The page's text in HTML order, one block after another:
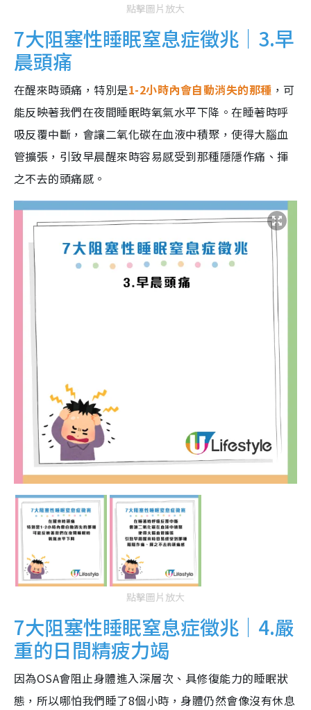
點擊圖片放大
7大阻塞性睡眠窒息症徵兆｜3.早
晨頭痛
在醒來時頭痛，特別是1-2小時內會自動消失的那種 ，可
能反映著我們在夜間睡眠時氧氣水平下降。在睡著時呼
吸反覆中斷，會讓二氧化碳在血液中積聚，使得大腦血
管擴張，引致早晨醒來時容易感受到那種隱隱作痛、揮
之不去的頭痛感。
點擊圖片放大
7大阻塞性睡眠窒息症徵兆｜4.嚴
重的日間精疲力竭
因為OSA會阻止身體進入深層次、具修復能力的睡眠狀
態，所以哪怕我們睡了8個小時，身體仍然會像沒有休息